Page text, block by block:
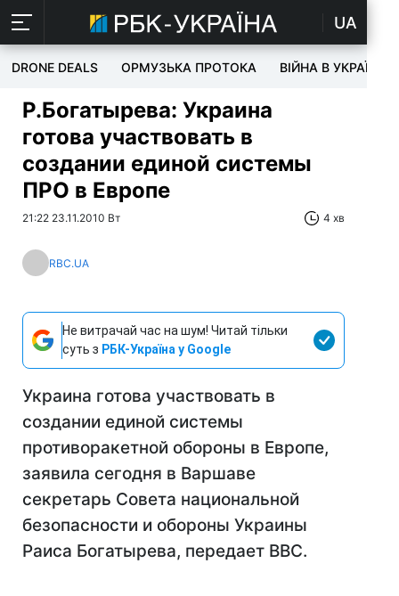
UA
DRONE DEALS ОРМУЗЬКА ПРОТОКА ВІЙНА В УКРАЇНІ
Р.Богатырева: Украина
готова участвовать в
создании единой системы
ПРО в Европе
21:22 23.11.2010 Вт 4 хв
RBC.UA
Не витрачай час на шум! Читай тільки
суть з РБК-Україна у Google
Украина готова участвовать в
создании единой системы
противоракетной обороны в Европе,
заявила сегодня в Варшаве
секретарь Совета национальной
безопасности и обороны Украины
Раиса Богатырева, передает BBC.